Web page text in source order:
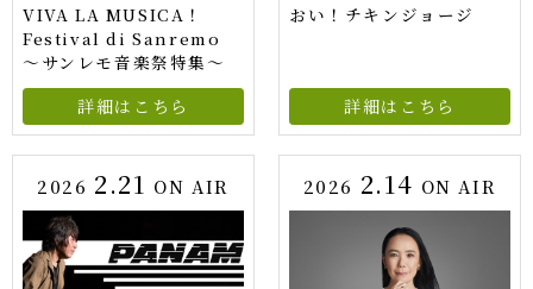
VIVA LA MUSICA！
Festival di Sanremo
～サンレモ音楽祭特集～
詳細はこちら
おい！チキンジョージ
詳細はこちら
2026 2.21 ON AIR 2026 2.14 ON AIR